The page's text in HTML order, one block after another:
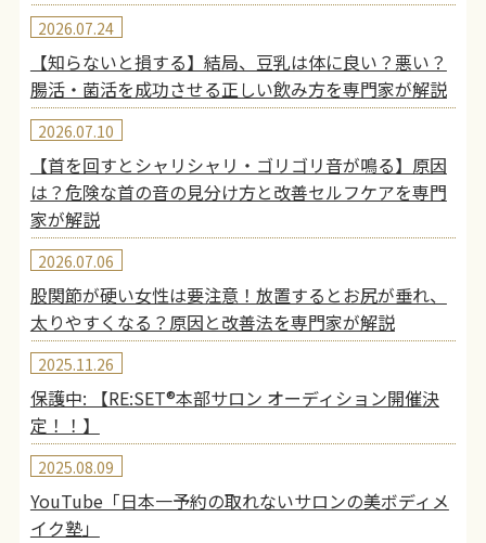
【知らないと損する】結局、豆乳は体に良い？悪い？
腸活・菌活を成功させる正しい飲み方を専門家が解説
2026.07.24
【首を回すとシャリシャリ・ゴリゴリ音が鳴る】原因
は？危険な首の音の見分け方と改善セルフケアを専門
家が解説
2026.07.10
股関節が硬い女性は要注意！放置するとお尻が垂れ、
太りやすくなる？原因と改善法を専門家が解説
2026.07.06
保護中: 【RE:SET®︎本部サロン オーディション開催決
定！！】
2025.11.26
YouTube「日本一予約の取れないサロンの美ボディメ
イク塾」
2025.08.09